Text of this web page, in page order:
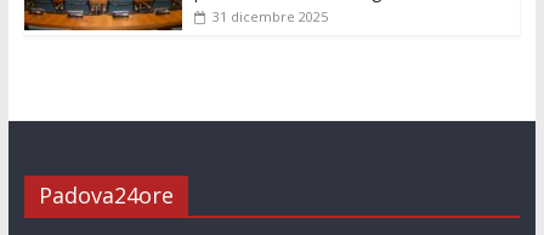
31 dicembre 2025
Padova24ore